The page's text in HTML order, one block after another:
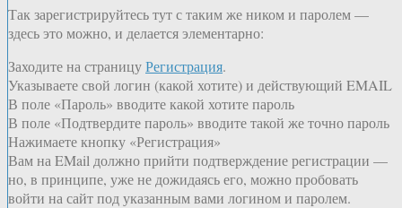
Так зарегистрируйтесь тут с таким же ником и паролем —
здесь это можно, и делается элементарно:
Заходите на страницуРегистрация.
Указываете свой логин (какой хотите) и действующий EMAIL
В поле «Пароль» вводите какой хотите пароль
В поле «Подтвердите пароль» вводите такой же точно пароль
Нажимаете кнопку «Регистрация»
Вам на EMail должно прийти подтверждение регистрации —
но, в принципе, уже не дожидаясь его, можно пробовать
войти на сайт под указанным вами логином и паролем.